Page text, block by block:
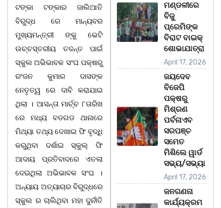
ଟଙ୍କା ଟଙ୍କାର ଜାଲିଆତି
ବିରୁଦ୍ଧ ରେ ମାନ୍ୟବର
ମୁଖ୍ୟମନ୍ତ୍ରୀ ଙ୍କୁ ଭେଟି
ଉଚ୍ଚସ୍ତରୀୟ ତଦନ୍ତ ପାଇଁ
ସ୍କୁଲ ଅଭିଭାବକ ସଂଘ ପକ୍ଷରୁ
ରଂଜନ କୁମାର ଦାସଙ୍କ
ନେତୃତ୍ୱ ରେ ଦାବି କରାଯାଇ
ଥିଲା । ଆସନ୍ତା ମାର୍ଚ୍ଚ ୮ତାରିଖ
ରେ ମଧ୍ୟ ବଡଗଡ ଥାନାରେ
ମିଥ୍ୟା ତଥ୍ୟ ଦେଖାଇ ଫି ବୃଦ୍ଧି
କରୁଥିବା ଦର୍ଶାଇ ସ୍କୁଲ୍ ଫି
ଆଦାୟ ପ୍ରତିବାଦରେ ଏତଲା
ଦେଇଥିଲା ଅଭିଭାବକ ସଂଘ ।
ଅନ୍ୟାୟ ଅତ୍ୟାଚାର ବିରୁଦ୍ଧରେ
ସ୍କୁଲ ର ଚାଲିଥିବା ମହା ଦୁର୍ନୀତି
ମଣ୍ଡଳୀରେ
ବିଜୁ
ପ୍ରେମିଙ୍କ
ବିରାଟ ବାଇକ୍
ଶୋଭାଯାତ୍ରା
April 17, 2026
ଜୟଦେବ
ବିଜେପି
ପକ୍ଷରୁ
ମିଶ୍ରଣ
ପର୍ବନାଏବ
ସରପଞ୍ଚ
ସମେତ
ମିଶିଲେ ୱାର୍ଡ
ସଭ୍ୟ/ସଭ୍ୟା
April 17, 2026
ଜନଗଣନା
କାର୍ଯ୍ୟକ୍ରମ